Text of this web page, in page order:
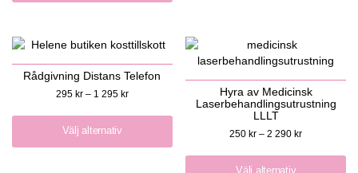
Rådgivning Distans Telefon
295 kr – 1 295 kr
Välj alternativ
Hyra av Medicinsk
Laserbehandlingsutrustning
LLLT
250kr – 2 290kr